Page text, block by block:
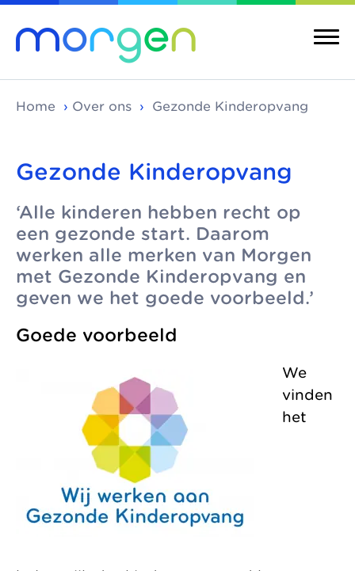
Over ons
Morgen is de
koepel van
toonaangevende
kinderopvang-
organisaties in Den
Haag, Rijswijk en
winstoogmerk,
voor de wereld van
Over ons
Maatschappelijke
kinderopvang
Pedagogische
Kinderopvang
Samenwerkingen
Merken
Morgen bestaat uit
verschillende
kinderopvangmerken
en kindcentra, die
samen alle vormen
van kinderopvang
één gedeelde visie.
Merken
Kinderopvang
Integrale
kindcentra
Home › Over ons › Gezonde Kinderopvang
Gezonde Kinderopvang
‘Alle kinderen hebben recht op
een gezonde start. Daarom
werken alle merken van Morgen
met Gezonde Kinderopvang en
geven we het goede voorbeeld.’
Goede voorbeeld
We
vinden
het